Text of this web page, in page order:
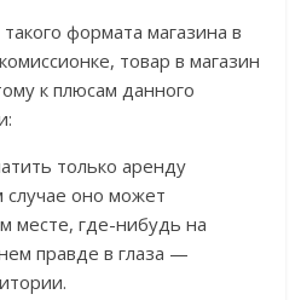
формата магазина в
товар в магазин
к плюсам данного
только аренду
оно может
месте, где-нибудь на
правде в глаза —